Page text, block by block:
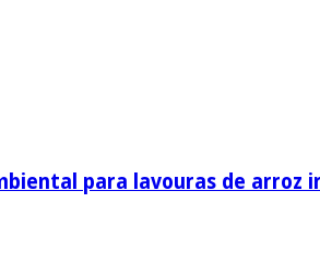
para lavouras de arroz